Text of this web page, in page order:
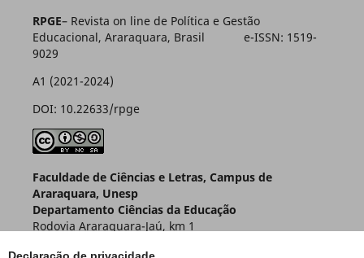
RPGE– Revista on line de Política e Gestão
Educacional, Araraquara, Brasil e-ISSN: 1519-
9029
A1 (2021-2024)
DOI: 10.22633/rpge
Faculdade de Ciências e Letras, Campus de
Araraquara, Unesp
Departamento Ciências da Educação
Rodovia Araraquara-Jaú, km 1